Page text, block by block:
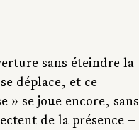
sans éteindre la
déplace, et ce
» se joue encore, sans
de la présence —